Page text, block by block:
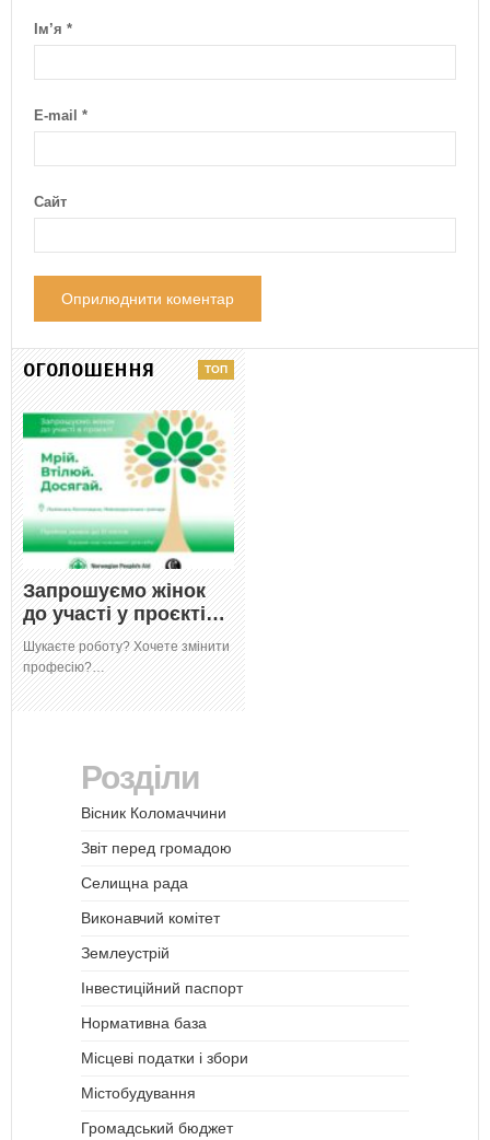
Ім’я *
E-mail *
Сайт
ОГОЛОШЕННЯ
Запрошуємо жінок
до участі у проєкті…
Шукаєте роботу? Хочете змінити
професію?…
Розділи
Вісник Коломаччини
Звіт перед громадою
Селищна рада
Виконавчий комітет
Землеустрій
Інвестиційний паспорт
Нормативна база
Місцеві податки і збори
Містобудування
Громадський бюджет